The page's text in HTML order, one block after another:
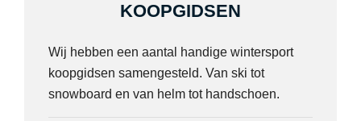
KOOPGIDSEN
Wij hebben een aantal handige wintersport
koopgidsen samengesteld. Van ski tot
snowboard en van helm tot handschoen.